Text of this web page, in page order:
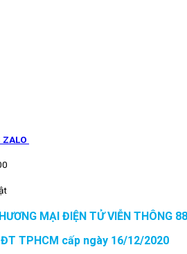
ZALO
MẠI ĐIỆN TỬ VIỄN THÔNG
ĐT TPHCM cấp ngày 16/12/2020